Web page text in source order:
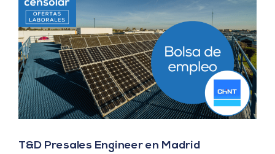
más
grande
T&D Presales Engineer en Madrid